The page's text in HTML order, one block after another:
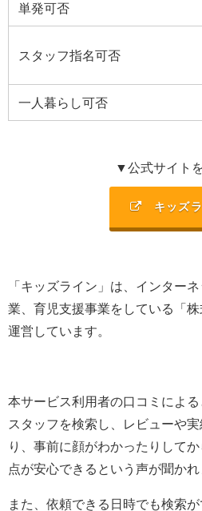
単発可否
スタッフ指名可否
一人暮らし可否
▼公式サイト
キッズ
「キッズライン」は、 インター
業、育児支援事業を している「株
運営しています。
本サービス利用者の口コミによ
スタッフを検索し、レビューや
り、事前に顔がわかったりして
点が安心できるという声が聞かれ
また、依頼できる日時でも検索